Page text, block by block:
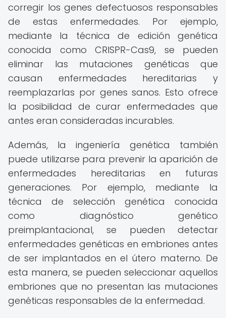
corregir los genes defectuosos responsables
de estas enfermedades. Por ejemplo,
mediante la técnica de edición genética
conocida como CRISPR-Cas9, se pueden
eliminar las mutaciones genéticas que
causan enfermedades hereditarias y
reemplazarlas por genes sanos. Esto ofrece
la posibilidad de curar enfermedades que
antes eran consideradas incurables.
Además, la ingeniería genética también
puede utilizarse para prevenir la aparición de
enfermedades hereditarias en futuras
generaciones. Por ejemplo, mediante la
técnica de selección genética conocida
como diagnóstico genético
preimplantacional, se pueden detectar
enfermedades genéticas en embriones antes
de ser implantados en el útero materno. De
esta manera, se pueden seleccionar aquellos
embriones que no presentan las mutaciones
genéticas responsables de la enfermedad.